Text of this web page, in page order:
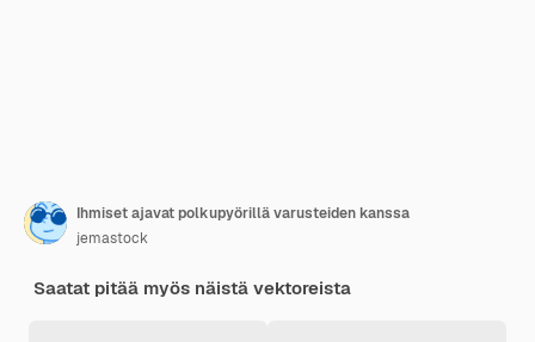
Ihmiset ajavat polkupyörillä varusteiden kanssa
jemastock
Saatat pitää myös näistä vektoreista